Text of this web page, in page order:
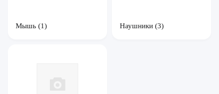
Мышь (1) Наушники (3)